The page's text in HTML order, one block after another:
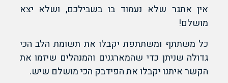
אין אתגר שלא נעמוד בו בשבילכם, ושלא יצא
מושלם!
כל משתתף ומשתתפת יקבלו את תשומת הלב הכי
גדולה שניתן כדי שהמארגנים והמנהלים שיזמו את
הקשר איתנו יקבלו את הפידבק הכי מושלם שיש.